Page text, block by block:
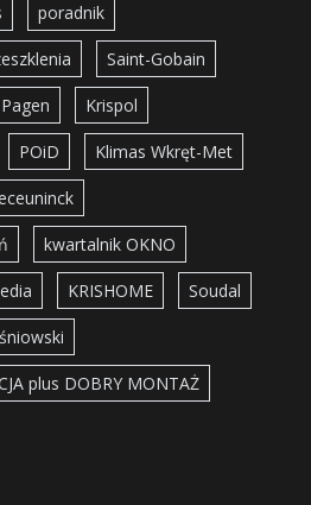
poradnik
Saint-Gobain
Pagen Krispol
POiD Klimas Wkręt-Met
kwartalnik OKNO
KRISHOME Soudal
plus DOBRY MONTAŻ